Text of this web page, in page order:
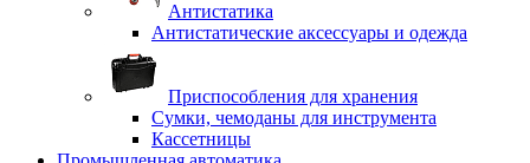
Антистатика
Антистатические аксессуары и одежда
Приспособления для хранения
Сумки, чемоданы для инструмента
Кассетницы